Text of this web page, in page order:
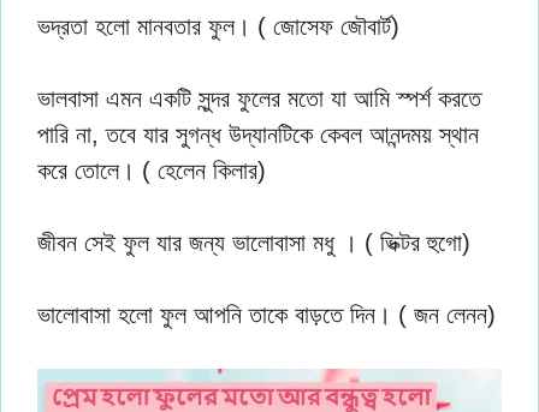
ভদ্রতা হলো মানবতার ফুল। ( জোসেফ জৌবার্ট)
ভালবাসা এমন একটি সুন্দর ফুলের মতো যা আমি স্পর্শ করতে
পারি না, তবে যার সুগন্ধ উদ্যানটিকে কেবল আনন্দময় স্থান
করে তোলে। ( হেলেন কিলার)
জীবন সেই ফুল যার জন্য ভালোবাসা মধু । ( ভিক্টর হুগো)
ভালোবাসা হলো ফুল আপনি তাকে বাড়তে দিন। ( জন লেনন)